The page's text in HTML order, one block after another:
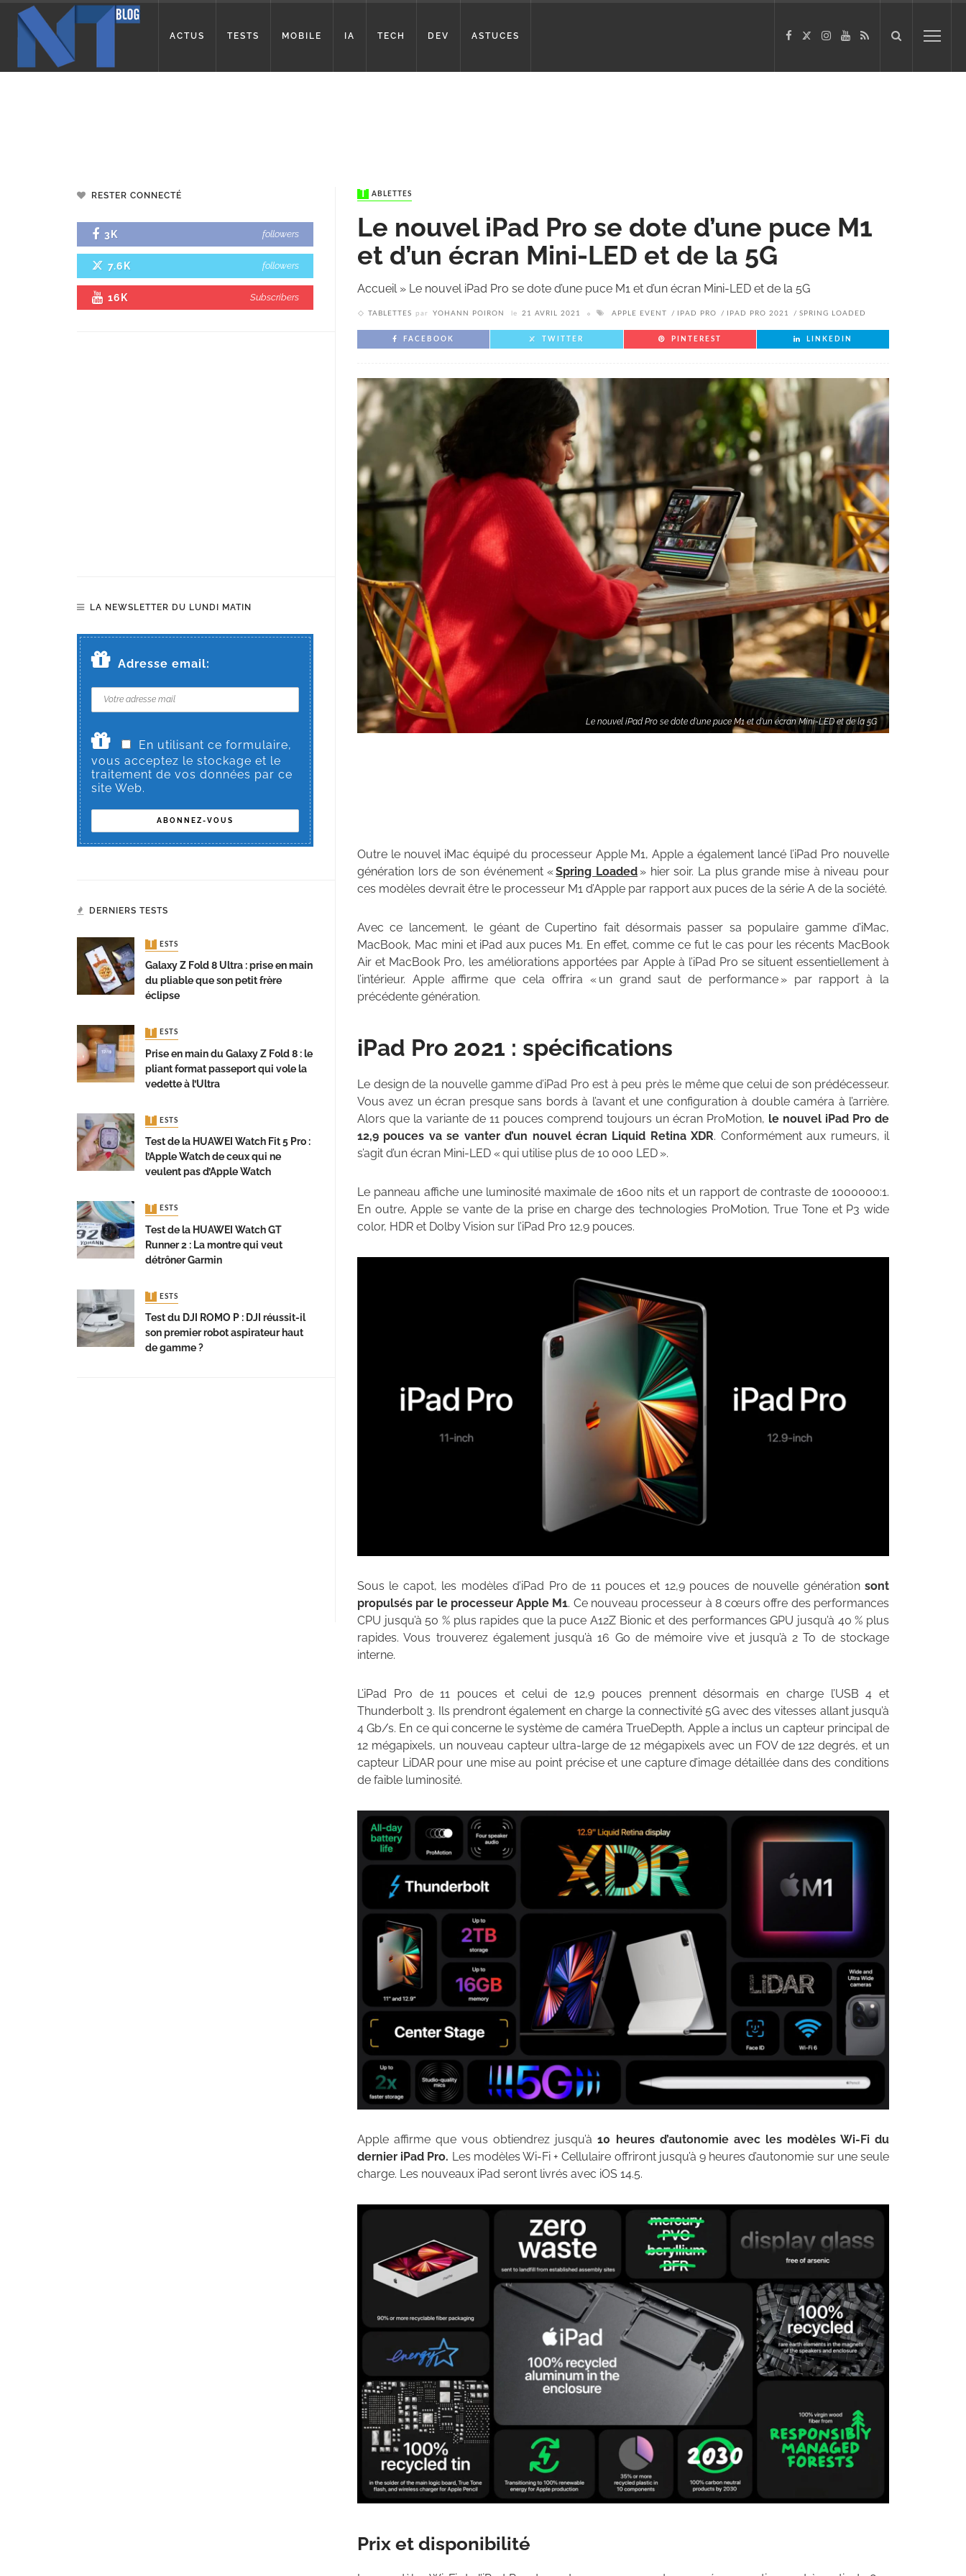
ACTUS TESTS MOBILE IA TECH DEV ASTUCES
TABLETTES
Le nouvel iPad Pro se dote d’une puce M1
et d’un écran Mini-LED et de la 5G
Accueil» Le nouvel iPad Pro se dote d’une puce M1 et d’un écran Mini-LED et de la 5G
TABLETTES par YOHANN POIRON le 21 AVRIL 2021 APPLE EVENT IPAD PRO IPAD PRO 2021 SPRING LOADED
FACEBOOK TWITTER PINTEREST LINKEDIN
Le nouvel iPad Pro se dote d'une puce M1 et d'un écran Mini-LED et de la 5G
Outre le nouvel iMac équipé du processeur Apple M1, Apple a également lancé l’iPad Pro nouvelle
génération lors de son événement «Spring Loaded » hier soir. La plus grande mise à niveau pour
ces modèles devrait être le processeur M1 d’Apple par rapport aux puces de la série A de la société.
Avec ce lancement, le géant de Cupertino fait désormais passer sa populaire gamme d’iMac,
MacBook, Mac mini et iPad aux puces M1. En effet, comme ce fut le cas pour les récents MacBook
Air et MacBook Pro, les améliorations apportées par Apple à l’iPad Pro se situent essentiellement à
l’intérieur. Apple affirme que cela offrira « un grand saut de performance » par rapport à la
précédente génération.
iPad Pro 2021 : spécifications
Le design de la nouvelle gamme d’iPad Pro est à peu près le même que celui de son prédécesseur.
Vous avez un écran presque sans bords à l’avant et une configuration à double caméra à l’arrière.
Alors que la variante de 11 pouces comprend toujours un écran ProMotion, le nouvel iPad Pro de
12,9 pouces va se vanter d’un nouvel écran Liquid Retina XDR. Conformément aux rumeurs, il
s’agit d’un écran Mini-LED « qui utilise plus de 10 000 LED ».
Le panneau affiche une luminosité maximale de 1600 nits et un rapport de contraste de 1000000:1.
En outre, Apple se vante de la prise en charge des technologies ProMotion, True Tone et P3 wide
color, HDR et Dolby Vision sur l’iPad Pro 12,9 pouces.
Sous le capot, les modèles d’iPad Pro de 11 pouces et 12,9 pouces de nouvelle génération sont
propulsés par le processeur Apple M1. Ce nouveau processeur à 8 cœurs offre des performances
CPU jusqu’à 50 % plus rapides que la puce A12Z Bionic et des performances GPU jusqu’à 40 % plus
rapides. Vous trouverez également jusqu’à 16 Go de mémoire vive et jusqu’à 2 To de stockage
interne.
L’iPad Pro de 11 pouces et celui de 12,9 pouces prennent désormais en charge l’USB 4 et
Thunderbolt 3. Ils prendront également en charge la connectivité 5G avec des vitesses allant jusqu’à
4 Gb/s. En ce qui concerne le système de caméra TrueDepth, Apple a inclus un capteur principal de
12 mégapixels, un nouveau capteur ultra-large de 12 mégapixels avec un FOV de 122 degrés, et un
capteur LiDAR pour une mise au point précise et une capture d’image détaillée dans des conditions
de faible luminosité.
Apple affirme que vous obtiendrez jusqu’à10 heures d’autonomie avec les modèles Wi-Fi du
dernier iPad Pro. Les modèles Wi-Fi + Cellulaire offriront jusqu’à 9 heures d’autonomie sur une seule
charge. Les nouveaux iPad seront livrés avec iOS 14.5.
Prix et disponibilité
RESTER CONNECTÉ
3K followers
7.6K followers
16K Subscribers
LA NEWSLETTER DU LUNDI MATIN
Adresse email:
En utilisant ce formulaire,
vous acceptez le stockage et le
traitement de vos données par ce
site Web.
DERNIERS TESTS
TESTS
Galaxy Z Fold 8 Ultra : prise en main
du pliable que son petit frère
éclipse
TESTS
Prise en main du Galaxy Z Fold 8 : le
pliant format passeport qui vole la
vedette à l’Ultra
TESTS
Test de la HUAWEI Watch Fit 5 Pro :
l’Apple Watch de ceux qui ne
veulent pas d’Apple Watch
TESTS
Test de la HUAWEI Watch GT
Runner 2 : La montre qui veut
détrôner Garmin
TESTS
Test du DJI ROMO P : DJI réussit-il
son premier robot aspirateur haut
de gamme ?